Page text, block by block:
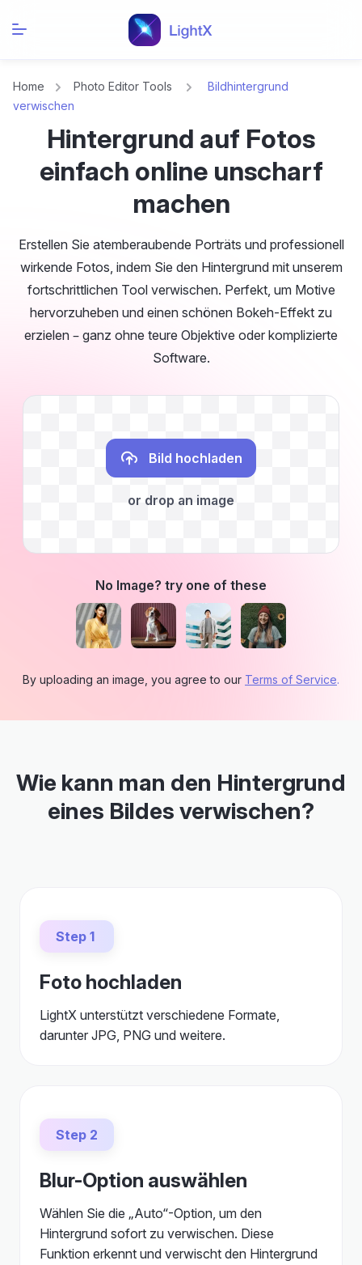
Home Photo Editor Tools
Bildhintergrund
verwischen
Hintergrund auf Fotos
einfach online unscharf
machen
Erstellen Sie atemberaubende Porträts und professionell
wirkende Fotos, indem Sie den Hintergrund mit unserem
fortschrittlichen Tool verwischen. Perfekt, um Motive
hervorzuheben und einen schönen Bokeh-Effekt zu
erzielen – ganz ohne teure Objektive oder komplizierte
Software.
Bild hochladen
or drop an image
No Image? try one of these
By uploading an image, you agree to our Terms of Service.
Wie kann man den Hintergrund
eines Bildes verwischen?
Step 1
Foto hochladen
LightX unterstützt verschiedene Formate,
darunter JPG, PNG und weitere.
Step 2
Blur-Option auswählen
Wählen Sie die „Auto“-Option, um den
Hintergrund sofort zu verwischen. Diese
Funktion erkennt und verwischt den Hintergrund